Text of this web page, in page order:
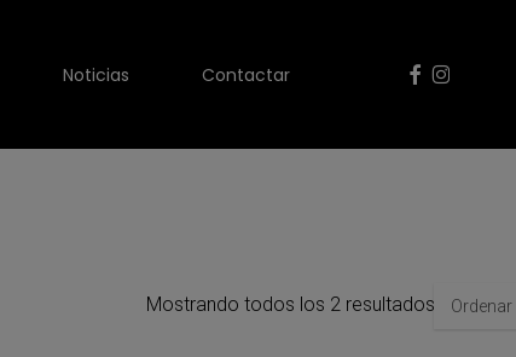
Noticias Contactar facebook
instagram
Mostrando todos los 2 resultados Sorted